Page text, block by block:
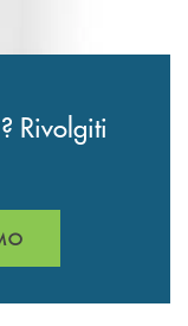
Rivolgiti